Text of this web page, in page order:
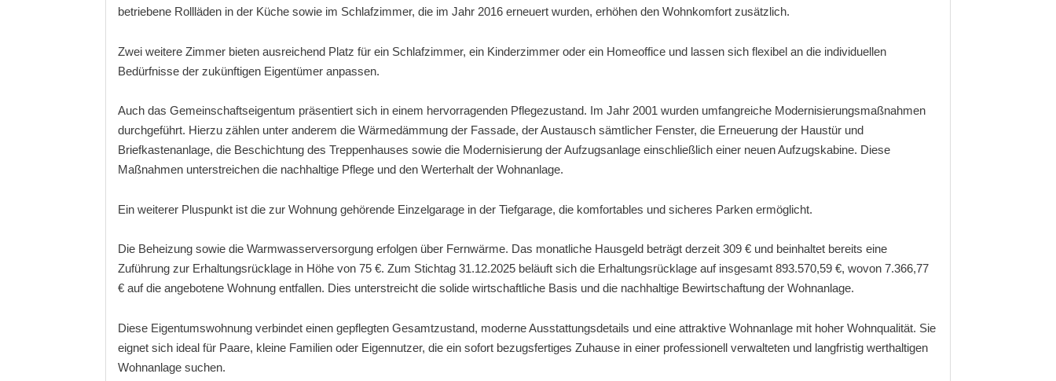
betriebene Rollläden in der Küche sowie im Schlafzimmer, die im Jahr 2016 erneuert wurden, erhöhen den Wohnkomfort zusätzlich.
Zwei weitere Zimmer bieten ausreichend Platz für ein Schlafzimmer, ein Kinderzimmer oder ein Homeoffice und lassen sich flexibel an die individuellen
Bedürfnisse der zukünftigen Eigentümer anpassen.
Auch das Gemeinschaftseigentum präsentiert sich in einem hervorragenden Pflegezustand. Im Jahr 2001 wurden umfangreiche Modernisierungsmaßnahmen
durchgeführt. Hierzu zählen unter anderem die Wärmedämmung der Fassade, der Austausch sämtlicher Fenster, die Erneuerung der Haustür und
Briefkastenanlage, die Beschichtung des Treppenhauses sowie die Modernisierung der Aufzugsanlage einschließlich einer neuen Aufzugskabine. Diese
Maßnahmen unterstreichen die nachhaltige Pflege und den Werterhalt der Wohnanlage.
Ein weiterer Pluspunkt ist die zur Wohnung gehörende Einzelgarage in der Tiefgarage, die komfortables und sicheres Parken ermöglicht.
Die Beheizung sowie die Warmwasserversorgung erfolgen über Fernwärme. Das monatliche Hausgeld beträgt derzeit 309 € und beinhaltet bereits eine
Zuführung zur Erhaltungsrücklage in Höhe von 75 €. Zum Stichtag 31.12.2025 beläuft sich die Erhaltungsrücklage auf insgesamt 893.570,59 €, wovon 7.366,77
€ auf die angebotene Wohnung entfallen. Dies unterstreicht die solide wirtschaftliche Basis und die nachhaltige Bewirtschaftung der Wohnanlage.
Diese Eigentumswohnung verbindet einen gepflegten Gesamtzustand, moderne Ausstattungsdetails und eine attraktive Wohnanlage mit hoher Wohnqualität. Sie
eignet sich ideal für Paare, kleine Familien oder Eigennutzer, die ein sofort bezugsfertiges Zuhause in einer professionell verwalteten und langfristig werthaltigen
Wohnanlage suchen.